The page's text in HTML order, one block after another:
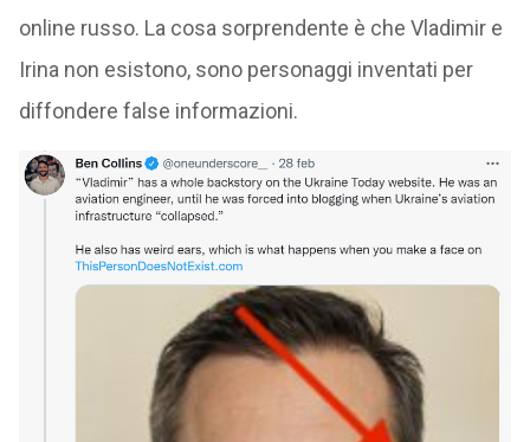
online russo. La cosa sorprendente è che Vladimir e
Irina non esistono, sono personaggi inventati per
diffondere false informazioni.